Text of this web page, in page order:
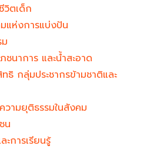
วิตเด็ก
แห่งการแบ่งปัน
ชนาการ และน้ำสะอาด
ธิ กลุ่มประชากรข้ามชาติและ
ามยุติธรรมในสังคม
น
การเรียนรู้